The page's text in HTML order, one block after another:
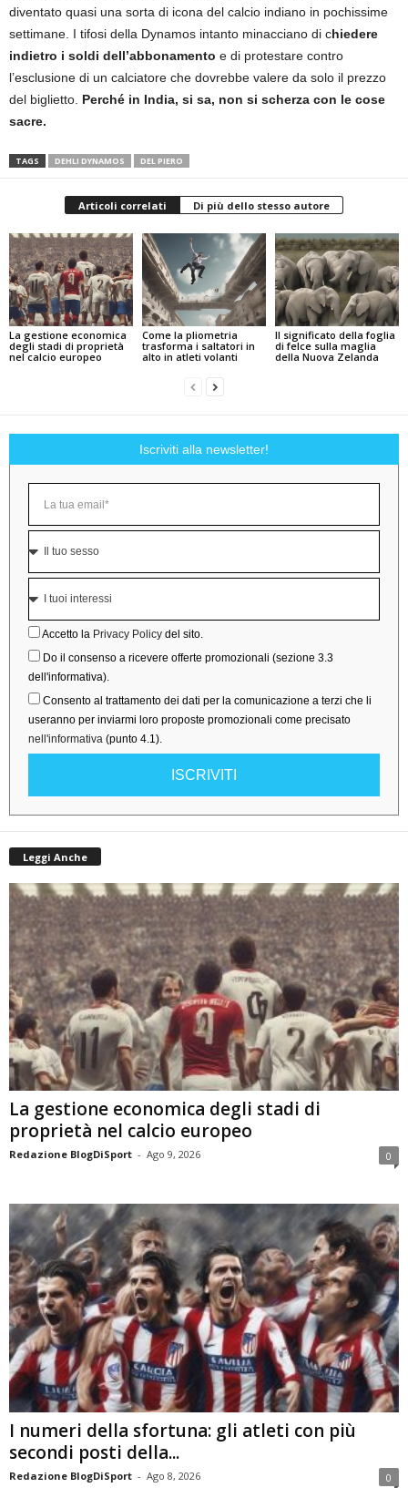
diventato quasi una sorta di icona del calcio indiano in pochissime
settimane. I tifosi della Dynamos intanto minacciano di chiedere
indietro i soldi dell’abbonamento e di protestare contro
l’esclusione di un calciatore che dovrebbe valere da solo il prezzo
del biglietto. Perché in India, si sa, non si scherza con le cose
sacre.
TAGS DEHLI DYNAMOS DEL PIERO
Articoli correlati Di più dello stesso autore
La gestione economica
degli stadi di proprietà
nel calcio europeo
Come la pliometria
trasforma i saltatori in
alto in atleti volanti
Il significato della foglia
di felce sulla maglia
della Nuova Zelanda
Iscriviti alla newsletter!
Accetto la Privacy Policy del sito.
Do il consenso a ricevere offerte promozionali (sezione 3.3
dell'informativa).
Consento al trattamento dei dati per la comunicazione a terzi che li
useranno per inviarmi loro proposte promozionali come precisato
nell'informativa (punto 4.1).
ISCRIVITI
Leggi Anche
La gestione economica degli stadi di
proprietà nel calcio europeo
Redazione BlogDiSport - Ago 9, 2026 0
I numeri della sfortuna: gli atleti con più
secondi posti della...
Redazione BlogDiSport - Ago 8, 2026 0